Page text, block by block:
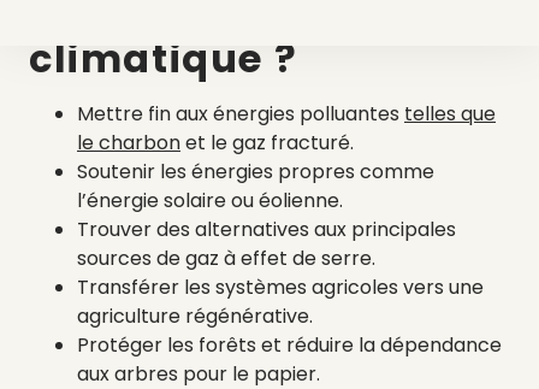
climatique ?
Mettre fin aux énergies polluantes telles que
le charbonet le gaz fracturé.
Soutenir les énergies propres comme
l’énergie solaire ou éolienne.
Trouver des alternatives aux principales
sources de gaz à effet de serre.
Transférer les systèmes agricoles vers une
agriculture régénérative.
Protéger les forêts et réduire la dépendance
aux arbres pour le papier.